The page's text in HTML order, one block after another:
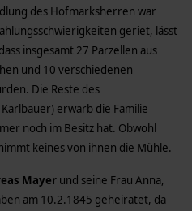
des Hofmarksherren war
geriet, lässt
insgesamt 27 Parzellen aus
und 10 verschiedenen
Die Reste des
erwarb die Familie
noch im Besitz hat. Obwohl
keines von ihnen die Mühle.
Mayer und seine Frau Anna,
am 10.2.1845 geheiratet, da